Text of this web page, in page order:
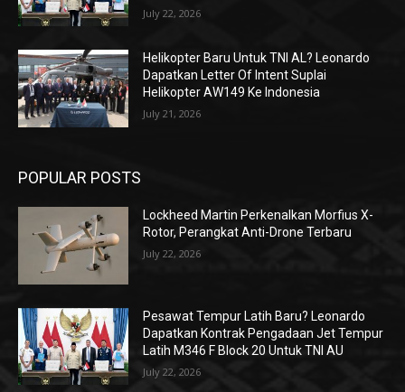
July 22, 2026
Helikopter Baru Untuk TNI AL? Leonardo
Dapatkan Letter Of Intent Suplai
Helikopter AW149 Ke Indonesia
July 21, 2026
POPULAR POSTS
Lockheed Martin Perkenalkan Morfius X-
Rotor, Perangkat Anti-Drone Terbaru
July 22, 2026
Pesawat Tempur Latih Baru? Leonardo
Dapatkan Kontrak Pengadaan Jet Tempur
Latih M346 F Block 20 Untuk TNI AU
July 22, 2026